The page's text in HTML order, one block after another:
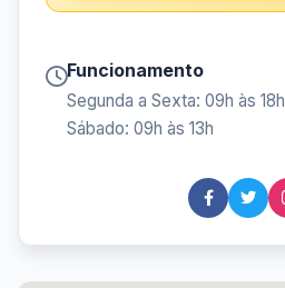
Funcionamento
Segunda a Sexta: 09h às 18h
Sábado: 09h às 13h